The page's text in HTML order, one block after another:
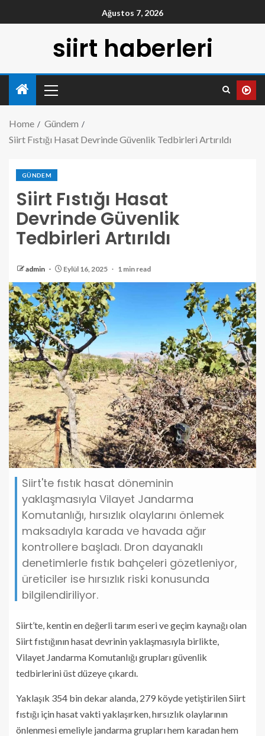
Ağustos 7, 2026
siirt haberleri
Home
Gündem
Siirt Fıstığı Hasat Devrinde Güvenlik Tedbirleri Artırıldı
GÜNDEM
Siirt Fıstığı Hasat
Devrinde Güvenlik
Tedbirleri Artırıldı
admin Eylül 16, 2025 1 min read
Siirt'te fıstık hasat döneminin
yaklaşmasıyla Vilayet Jandarma
Komutanlığı, hırsızlık olaylarını önlemek
maksadıyla karada ve havada ağır
kontrollere başladı. Dron dayanaklı
denetimlerle fıstık bahçeleri gözetleniyor,
üreticiler ise hırsızlık riski konusunda
bilgilendiriliyor.
Siirt’te, kentin en değerli tarım eseri ve geçim kaynağı olan
Siirt fıstığının hasat devrinin yaklaşmasıyla birlikte,
Vilayet Jandarma Komutanlığı grupları güvenlik
tedbirlerini üst düzeye çıkardı.
Yaklaşık 354 bin dekar alanda, 279 köyde yetiştirilen Siirt
fıstığı için hasat vakti yaklaşırken, hırsızlık olaylarının
önlenmesi emeliyle jandarma grupları hem karadan hem